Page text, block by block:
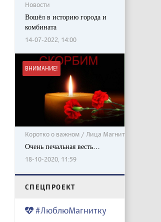
Новости
Вошёл в историю города и
комбината
14-07-2022, 14:00
ВНИМАНИЕ!
Коротко о важном / Лица Магнитки
Очень печальная весть…
18-10-2020, 11:59
CПЕЦПРОЕКТ
#ЛюблюМагнитку